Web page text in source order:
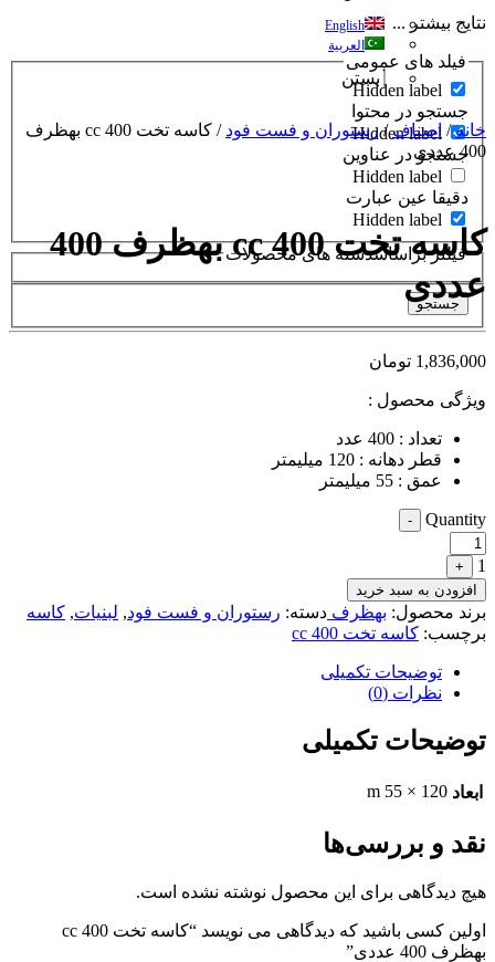
نتایج بیشتر ...
فیلد های عمومی
Hidden label
جستجو در محتوا
Hidden label
جستجو در عناوین
Hidden label
دقیقا عین عبارت
Hidden label
فیلتر براساسدسته های محصولات
جستجو
English
العربية
بستن
خانه/ اصناف/رستوران و فست فود
/ کاسه تخت 400 cc بهظرف
400 عددی
کاسه تخت 400 cc بهظرف 400
عددی
1,836,000 تومان
ویژگی محصول :
تعداد : 400 عدد
قطر دهانه : 120 میلیمتر
عمق : 55 میلیمتر
Quantity
-
1
+
افزودن به سبد خرید
برند محصول: بهظرف دسته: رستوران و فست فود, لبنیات, کاسه
برچسب: کاسه تخت 400 cc
توضیحات تکمیلی
نظرات (0)
توضیحات تکمیلی
ابعاد 120 × 55 m
نقد و بررسی‌ها
هیچ دیدگاهی برای این محصول نوشته نشده است.
اولین کسی باشید که دیدگاهی می نویسد “کاسه تخت 400 cc
بهظرف 400 عددی”